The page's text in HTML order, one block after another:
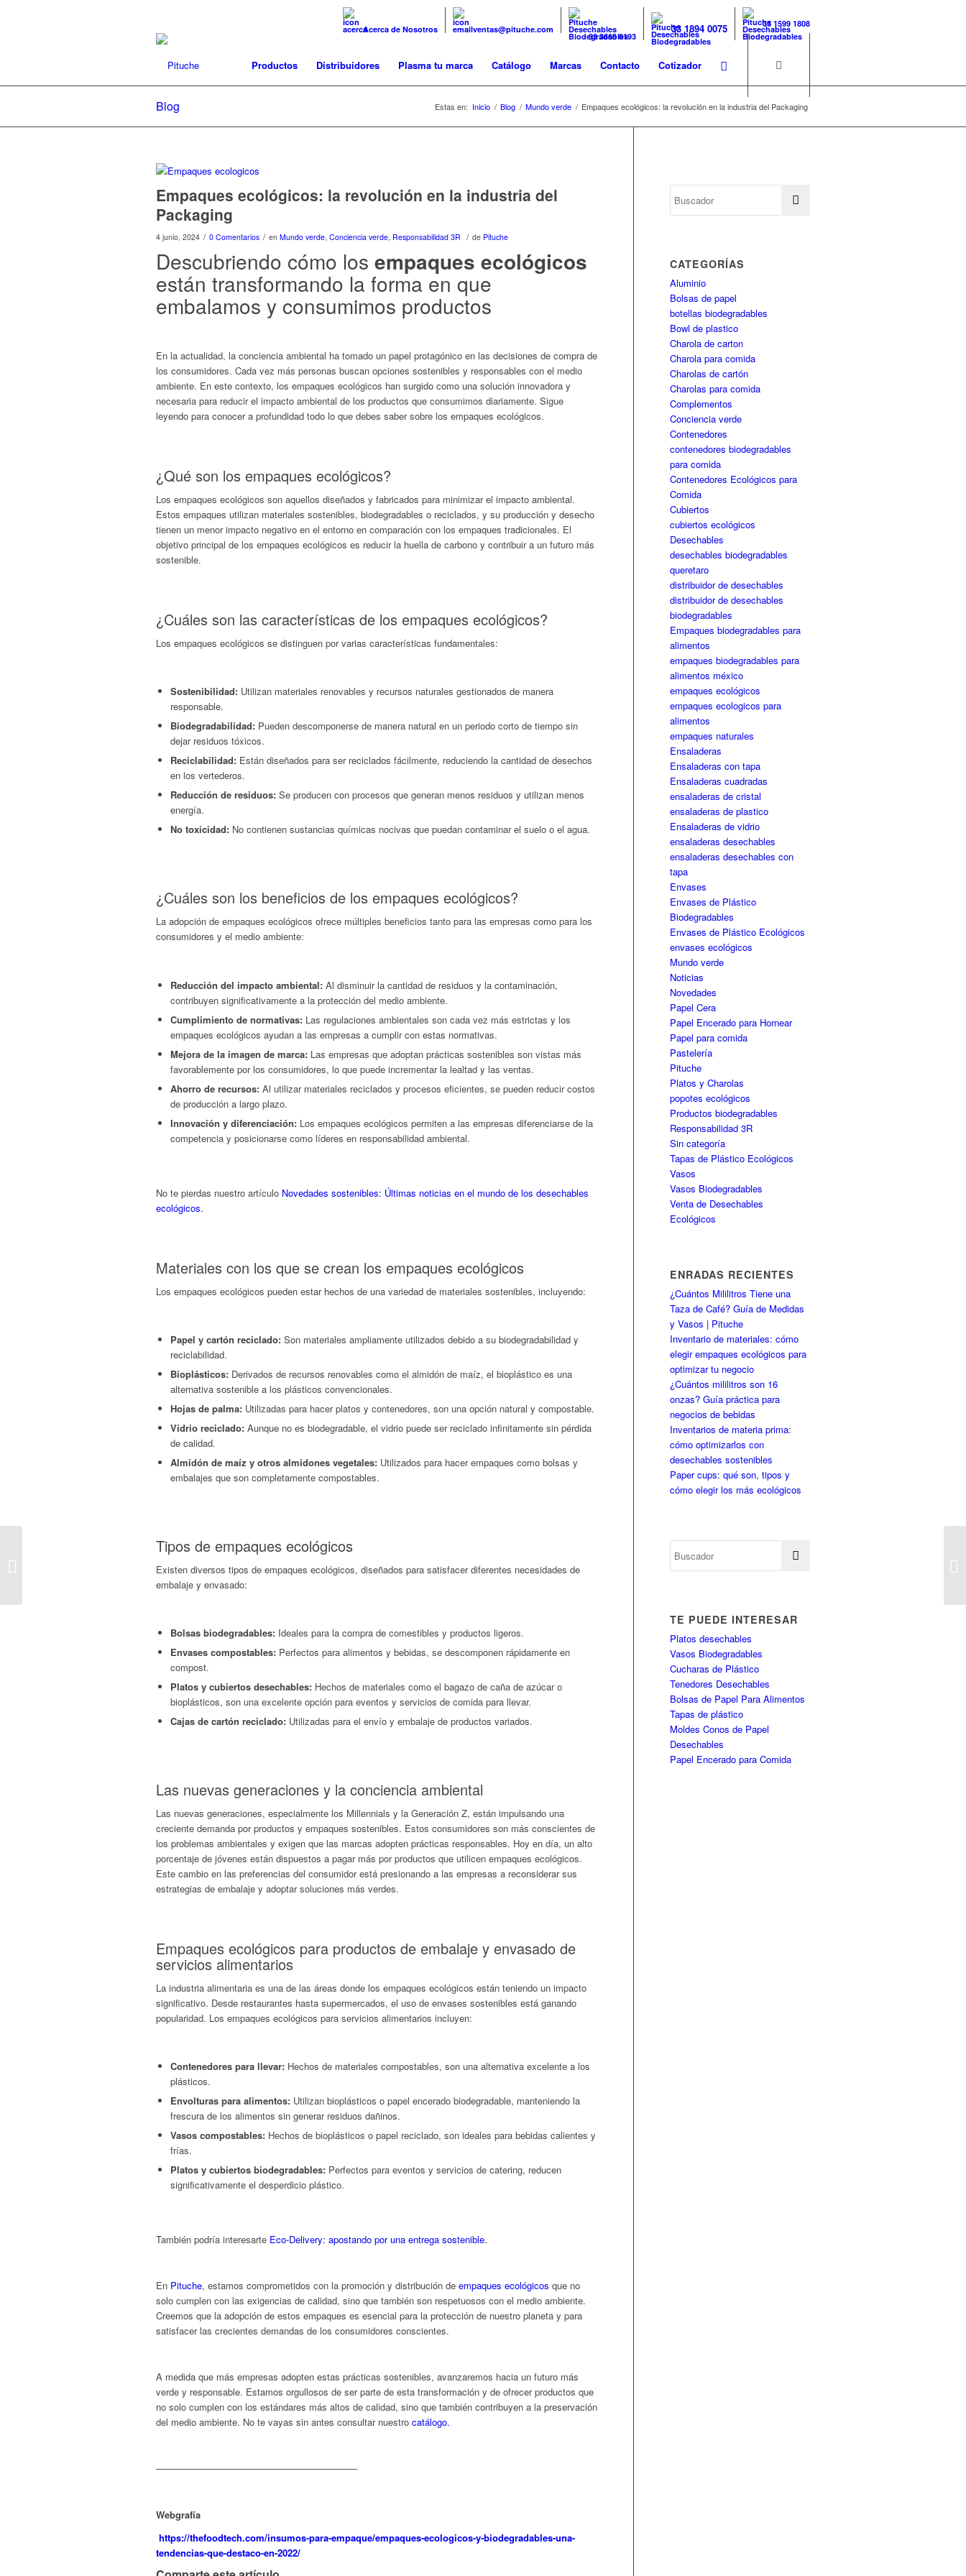
Acerca de Nosotros ventas@pituche.com
33 3666 0193
33 1894 0075 33 1599 1808
Productos Distribuidores Plasma tu marca Catálogo Marcas Contacto Cotizador
Blog Estas en: Inicio / Blog / Mundo verde / Empaques ecológicos: la revolución en la industria del Packaging
Empaques ecológicos: la revolución en la industria del
Packaging
4 junio, 2024 / 0 Comentarios / en Mundo verde, Conciencia verde, Responsabilidad 3R / de Pituche
Descubriendo cómo los empaques ecológicos
están transformando la forma en que
embalamos y consumimos productos
En la actualidad, la conciencia ambiental ha tomado un papel protagónico en las decisiones de compra de
los consumidores. Cada vez más personas buscan opciones sostenibles y responsables con el medio
ambiente. En este contexto, los empaques ecológicos han surgido como una solución innovadora y
necesaria para reducir el impacto ambiental de los productos que consumimos diariamente. Sigue
leyendo para conocer a profundidad todo lo que debes saber sobre los empaques ecológicos.
¿Qué son los empaques ecológicos?
Los empaques ecológicos son aquellos diseñados y fabricados para minimizar el impacto ambiental.
Estos empaques utilizan materiales sostenibles, biodegradables o reciclados, y su producción y desecho
tienen un menor impacto negativo en el entorno en comparación con los empaques tradicionales. El
objetivo principal de los empaques ecológicos es reducir la huella de carbono y contribuir a un futuro más
sostenible.
¿Cuáles son las características de los empaques ecológicos?
Los empaques ecológicos se distinguen por varias características fundamentales:
Sostenibilidad: Utilizan materiales renovables y recursos naturales gestionados de manera
responsable.
Biodegradabilidad: Pueden descomponerse de manera natural en un periodo corto de tiempo sin
dejar residuos tóxicos.
Reciclabilidad: Están diseñados para ser reciclados fácilmente, reduciendo la cantidad de desechos
en los vertederos.
Reducción de residuos: Se producen con procesos que generan menos residuos y utilizan menos
energía.
No toxicidad: No contienen sustancias químicas nocivas que puedan contaminar el suelo o el agua.
¿Cuáles son los beneficios de los empaques ecológicos?
La adopción de empaques ecológicos ofrece múltiples beneficios tanto para las empresas como para los
consumidores y el medio ambiente:
Reducción del impacto ambiental: Al disminuir la cantidad de residuos y la contaminación,
contribuyen significativamente a la protección del medio ambiente.
Cumplimiento de normativas: Las regulaciones ambientales son cada vez más estrictas y los
empaques ecológicos ayudan a las empresas a cumplir con estas normativas.
Mejora de la imagen de marca: Las empresas que adoptan prácticas sostenibles son vistas más
favorablemente por los consumidores, lo que puede incrementar la lealtad y las ventas.
Ahorro de recursos: Al utilizar materiales reciclados y procesos eficientes, se pueden reducir costos
de producción a largo plazo.
Innovación y diferenciación: Los empaques ecológicos permiten a las empresas diferenciarse de la
competencia y posicionarse como líderes en responsabilidad ambiental.
No te pierdas nuestro artículo Novedades sostenibles: Últimas noticias en el mundo de los desechables
ecológicos.
Materiales con los que se crean los empaques ecológicos
Los empaques ecológicos pueden estar hechos de una variedad de materiales sostenibles, incluyendo:
Papel y cartón reciclado: Son materiales ampliamente utilizados debido a su biodegradabilidad y
reciclabilidad.
Bioplásticos: Derivados de recursos renovables como el almidón de maíz, el bioplástico es una
alternativa sostenible a los plásticos convencionales.
Hojas de palma: Utilizadas para hacer platos y contenedores, son una opción natural y compostable.
Vidrio reciclado: Aunque no es biodegradable, el vidrio puede ser reciclado infinitamente sin pérdida
de calidad.
Almidón de maíz y otros almidones vegetales: Utilizados para hacer empaques como bolsas y
embalajes que son completamente compostables.
Tipos de empaques ecológicos
Existen diversos tipos de empaques ecológicos, diseñados para satisfacer diferentes necesidades de
embalaje y envasado:
Bolsas biodegradables: Ideales para la compra de comestibles y productos ligeros.
Envases compostables: Perfectos para alimentos y bebidas, se descomponen rápidamente en
compost.
Platos y cubiertos desechables: Hechos de materiales como el bagazo de caña de azúcar o
bioplásticos, son una excelente opción para eventos y servicios de comida para llevar.
Cajas de cartón reciclado: Utilizadas para el envío y embalaje de productos variados.
Las nuevas generaciones y la conciencia ambiental
Las nuevas generaciones, especialmente los Millennials y la Generación Z, están impulsando una
creciente demanda por productos y empaques sostenibles. Estos consumidores son más conscientes de
los problemas ambientales y exigen que las marcas adopten prácticas responsables. Hoy en día, un alto
porcentaje de jóvenes están dispuestos a pagar más por productos que utilicen empaques ecológicos.
Este cambio en las preferencias del consumidor está presionando a las empresas a reconsiderar sus
estrategias de embalaje y adoptar soluciones más verdes.
Empaques ecológicos para productos de embalaje y envasado de
servicios alimentarios
La industria alimentaria es una de las áreas donde los empaques ecológicos están teniendo un impacto
significativo. Desde restaurantes hasta supermercados, el uso de envases sostenibles está ganando
popularidad. Los empaques ecológicos para servicios alimentarios incluyen:
Contenedores para llevar: Hechos de materiales compostables, son una alternativa excelente a los
plásticos.
Envolturas para alimentos: Utilizan bioplásticos o papel encerado biodegradable, manteniendo la
frescura de los alimentos sin generar residuos dañinos.
Vasos compostables: Hechos de bioplásticos o papel reciclado, son ideales para bebidas calientes y
frías.
Platos y cubiertos biodegradables: Perfectos para eventos y servicios de catering, reducen
significativamente el desperdicio plástico.
También podría interesarte Eco-Delivery: apostando por una entrega sostenible.
En Pituche, estamos comprometidos con la promoción y distribución de empaques ecológicos que no
solo cumplen con las exigencias de calidad, sino que también son respetuosos con el medio ambiente.
Creemos que la adopción de estos empaques es esencial para la protección de nuestro planeta y para
satisfacer las crecientes demandas de los consumidores conscientes.
A medida que más empresas adopten estas prácticas sostenibles, avanzaremos hacia un futuro más
verde y responsable. Estamos orgullosos de ser parte de esta transformación y de ofrecer productos que
no solo cumplen con los estándares más altos de calidad, sino que también contribuyen a la preservación
del medio ambiente. No te vayas sin antes consultar nuestro catálogo.
—————————————————————–
Webgrafía
https://thefoodtech.com/insumos-para-empaque/empaques-ecologicos-y-biodegradables-una-
tendencias-que-destaco-en-2022/
CATEGORÍAS
Aluminio
Bolsas de papel
botellas biodegradables
Bowl de plastico
Charola de carton
Charola para comida
Charolas de cartón
Charolas para comida
Complementos
Conciencia verde
Contenedores
contenedores biodegradables
para comida
Contenedores Ecológicos para
Comida
Cubiertos
cubiertos ecológicos
Desechables
desechables biodegradables
queretaro
distribuidor de desechables
distribuidor de desechables
biodegradables
Empaques biodegradables para
alimentos
empaques biodegradables para
alimentos méxico
empaques ecológicos
empaques ecologicos para
alimentos
empaques naturales
Ensaladeras
Ensaladeras con tapa
Ensaladeras cuadradas
ensaladeras de cristal
ensaladeras de plastico
Ensaladeras de vidrio
ensaladeras desechables
ensaladeras desechables con
tapa
Envases
Envases de Plástico
Biodegradables
Envases de Plástico Ecológicos
envases ecológicos
Mundo verde
Noticias
Novedades
Papel Cera
Papel Encerado para Hornear
Papel para comida
Pastelería
Pituche
Platos y Charolas
popotes ecológicos
Productos biodegradables
Responsabilidad 3R
Sin categoría
Tapas de Plástico Ecológicos
Vasos
Vasos Biodegradables
Venta de Desechables
Ecológicos
ENRADAS RECIENTES
¿Cuántos Mililitros Tiene una
Taza de Café? Guía de Medidas
y Vasos | Pituche
Inventario de materiales: cómo
elegir empaques ecológicos para
optimizar tu negocio
¿Cuántos mililitros son 16
onzas? Guía práctica para
negocios de bebidas
Inventarios de materia prima:
cómo optimizarlos con
desechables sostenibles
Paper cups: qué son, tipos y
cómo elegir los más ecológicos
TE PUEDE INTERESAR
Platos desechables
Vasos Biodegradables
Cucharas de Plástico
Tenedores Desechables
Bolsas de Papel Para Alimentos
Tapas de plástico
Moldes Conos de Papel
Desechables
Papel Encerado para Comida